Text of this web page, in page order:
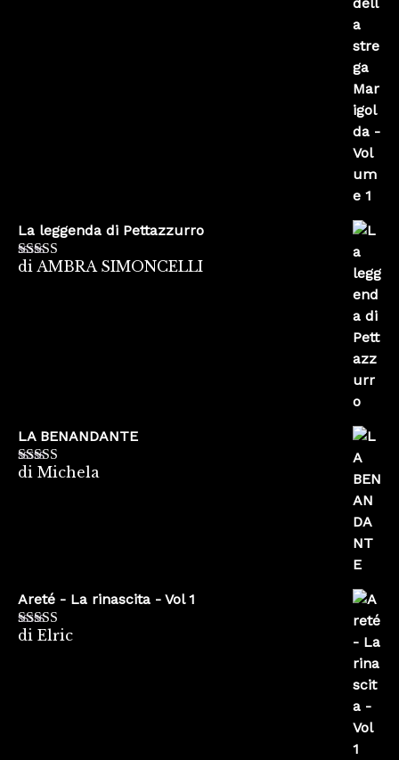
La leggenda di Pettazzurro
Valutato5su
di AMBRA SIMONCELLI
LA BENANDANTE
Valutato5su
di Michela
Areté - La rinascita - Vol 1
Valutato5
di Elric